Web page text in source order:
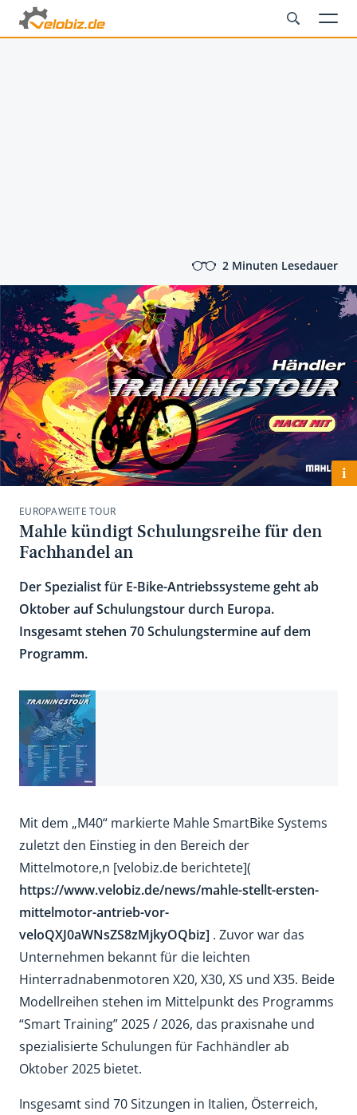
2 Minuten Lesedauer
i
EUROPAWEITE TOUR
Mahle kündigt Schulungsreihe für den
Fachhandel an
Der Spezialist für E-Bike-Antriebssysteme geht ab
Oktober auf Schulungstour durch Europa.
Insgesamt stehen 70 Schulungstermine auf dem
Programm.
Mit dem „M40“ markierte Mahle SmartBike Systems
zuletzt den Einstieg in den Bereich der
Mittelmotore,n [velobiz.de berichtete](
https://www.velobiz.de/news/mahle-stellt-ersten-
mittelmotor-antrieb-vor-
veloQXJ0aWNsZS8zMjkyOQbiz] . Zuvor war das
Unternehmen bekannt für die leichten
Hinterradnabenmotoren X20, X30, XS und X35. Beide
Modellreihen stehen im Mittelpunkt des Programms
“Smart Training” 2025 / 2026, das praxisnahe und
spezialisierte Schulungen für Fachhändler ab
Oktober 2025 bietet.
Insgesamt sind 70 Sitzungen in Italien, Österreich,